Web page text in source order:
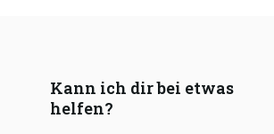
Kann ich dir bei etwas
helfen?